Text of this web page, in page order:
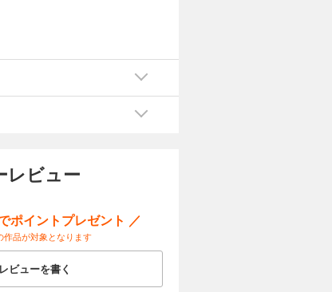
レビュー
ポイントプレゼント ／
作品が対象となります
レビューを書く